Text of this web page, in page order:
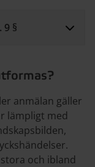
9 §
anmälan gäller
lämpligt med
och ibland